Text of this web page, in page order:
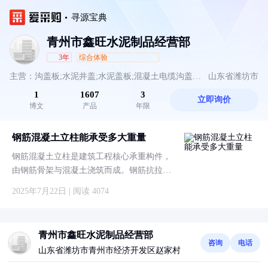
寻源宝典
青州市鑫旺水泥制品经营部
3年 综合体验
山东省潍坊市
主营：沟盖板;水泥井盖;水泥盖板;混凝土电缆沟盖;
水泥板;水泥立柱;水泥路沿石;花砖;化粪池;水泥方柱;
泥预制板;钢筋混凝土柱;混凝土盖板;混凝土路沿石;
大棚立柱;电缆沟盖板;水泥压力板;雨水篦子;混凝土
柱;水泥楼层板
1
博文
1607
产品
3
年限
立即询价
钢筋混凝土立柱能承受多大重量
钢筋混凝土立柱是建筑工程核心承重构件，
由钢筋骨架与混凝土浇筑而成。钢筋抗拉、
用于房屋、桥梁、厂房等，按功能分承重
的重要保障。
2025年7月22日 | 阅读 4074
青州市鑫旺水泥制品经营部
山东省潍坊市青州市经济开发区赵家村
咨询 电话